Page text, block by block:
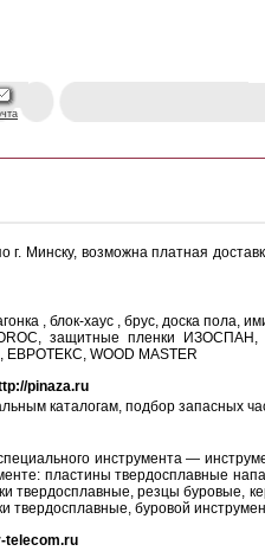
г. Минску, возможна платная
, блок-хаус , брус, доска
защитные пленки ИЗОСПАН,
ЕВРОТЕКС, WOOD MASTER
pinaza.ru
каталогам, подбор запасных
инструмента —
пластины твердосплавные
твердосплавные, резцы буровые,
твердосплавные, буровой
telecom.ru